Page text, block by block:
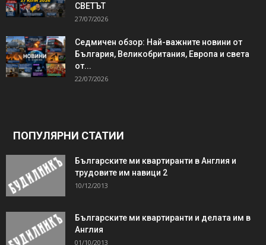
СВЕТЪТ
27/07/2026
Седмичен обзор: Най-важните новини от
България, Великобритания, Европа и света
от...
22/07/2026
ПОПУЛЯРНИ СТАТИИ
Българските ми квартиранти в Англия и
трудовите им навици 2
10/12/2013
Българските ми квартиранти и делата им в
Англия
01/10/2013